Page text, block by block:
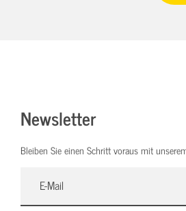
Newsletter
Bleiben Sie einen Schritt voraus mit